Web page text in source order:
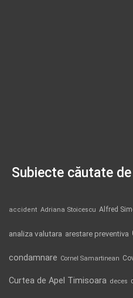
Subiecte căutate
accident Adriana Stoicescu Alfred
analiza valutara arestare preventiva
condamnare Cornel Samartinean
Curtea de Apel Timisoara deces